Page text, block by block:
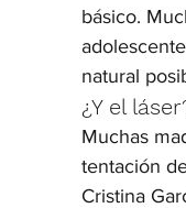
básico.
natural
¿Y el
Muchas
tentación
Cristina